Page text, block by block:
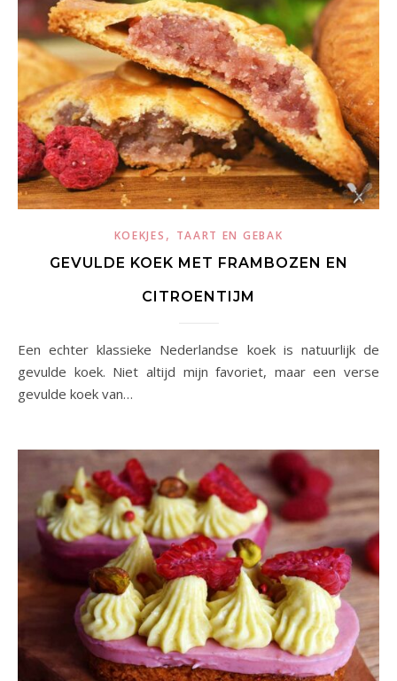
KOEKJES , TAART EN GEBAK
GEVULDE KOEK MET FRAMBOZEN EN
CITROENTIJM
Een echter klassieke Nederlandse koek is natuurlijk de
gevulde koek. Niet altijd mijn favoriet, maar een verse
gevulde koek van…